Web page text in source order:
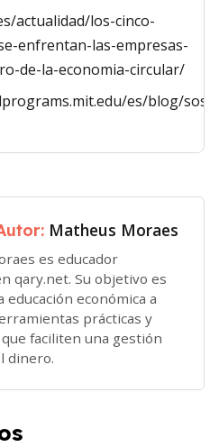
actualidad/los-cinco-
enfrentan-las-empresas-
de-la-economia-circular/
es/blog/
Matheus Moraes
es educador
qary.net. Su objetivo es
educación económica a
prácticas y
faciliten una gestión
dinero.